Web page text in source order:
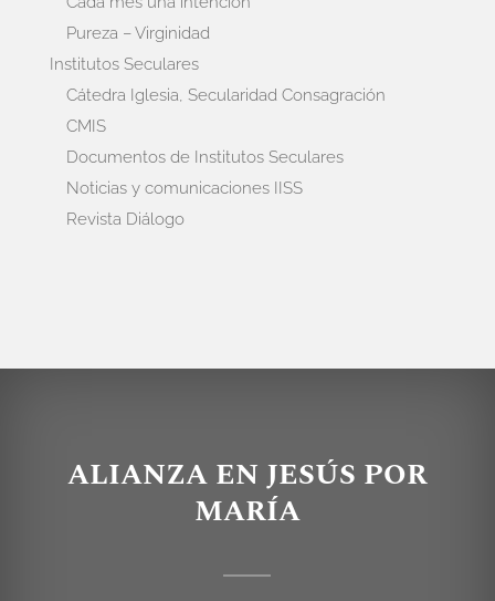
Pureza – Virginidad
Institutos Seculares
Cátedra Iglesia, Secularidad Consagración
CMIS
Documentos de Institutos Seculares
Noticias y comunicaciones IISS
Revista Diálogo
ALIANZA EN JESÚS POR
MARÍA